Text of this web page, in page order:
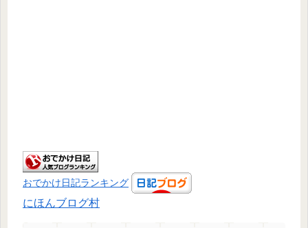
おでかけ日記ランキング
にほんブログ村